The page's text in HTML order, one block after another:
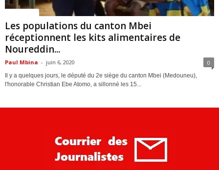
Les populations du canton Mbei
réceptionnent les kits alimentaires de
Noureddin...
Paul Mbina - juin 6, 2020 0
Il y a quelques jours, le député du 2e siège du canton Mbei (Medouneu),
l'honorable Christian Ebe Atomo, a sillonné les 15...